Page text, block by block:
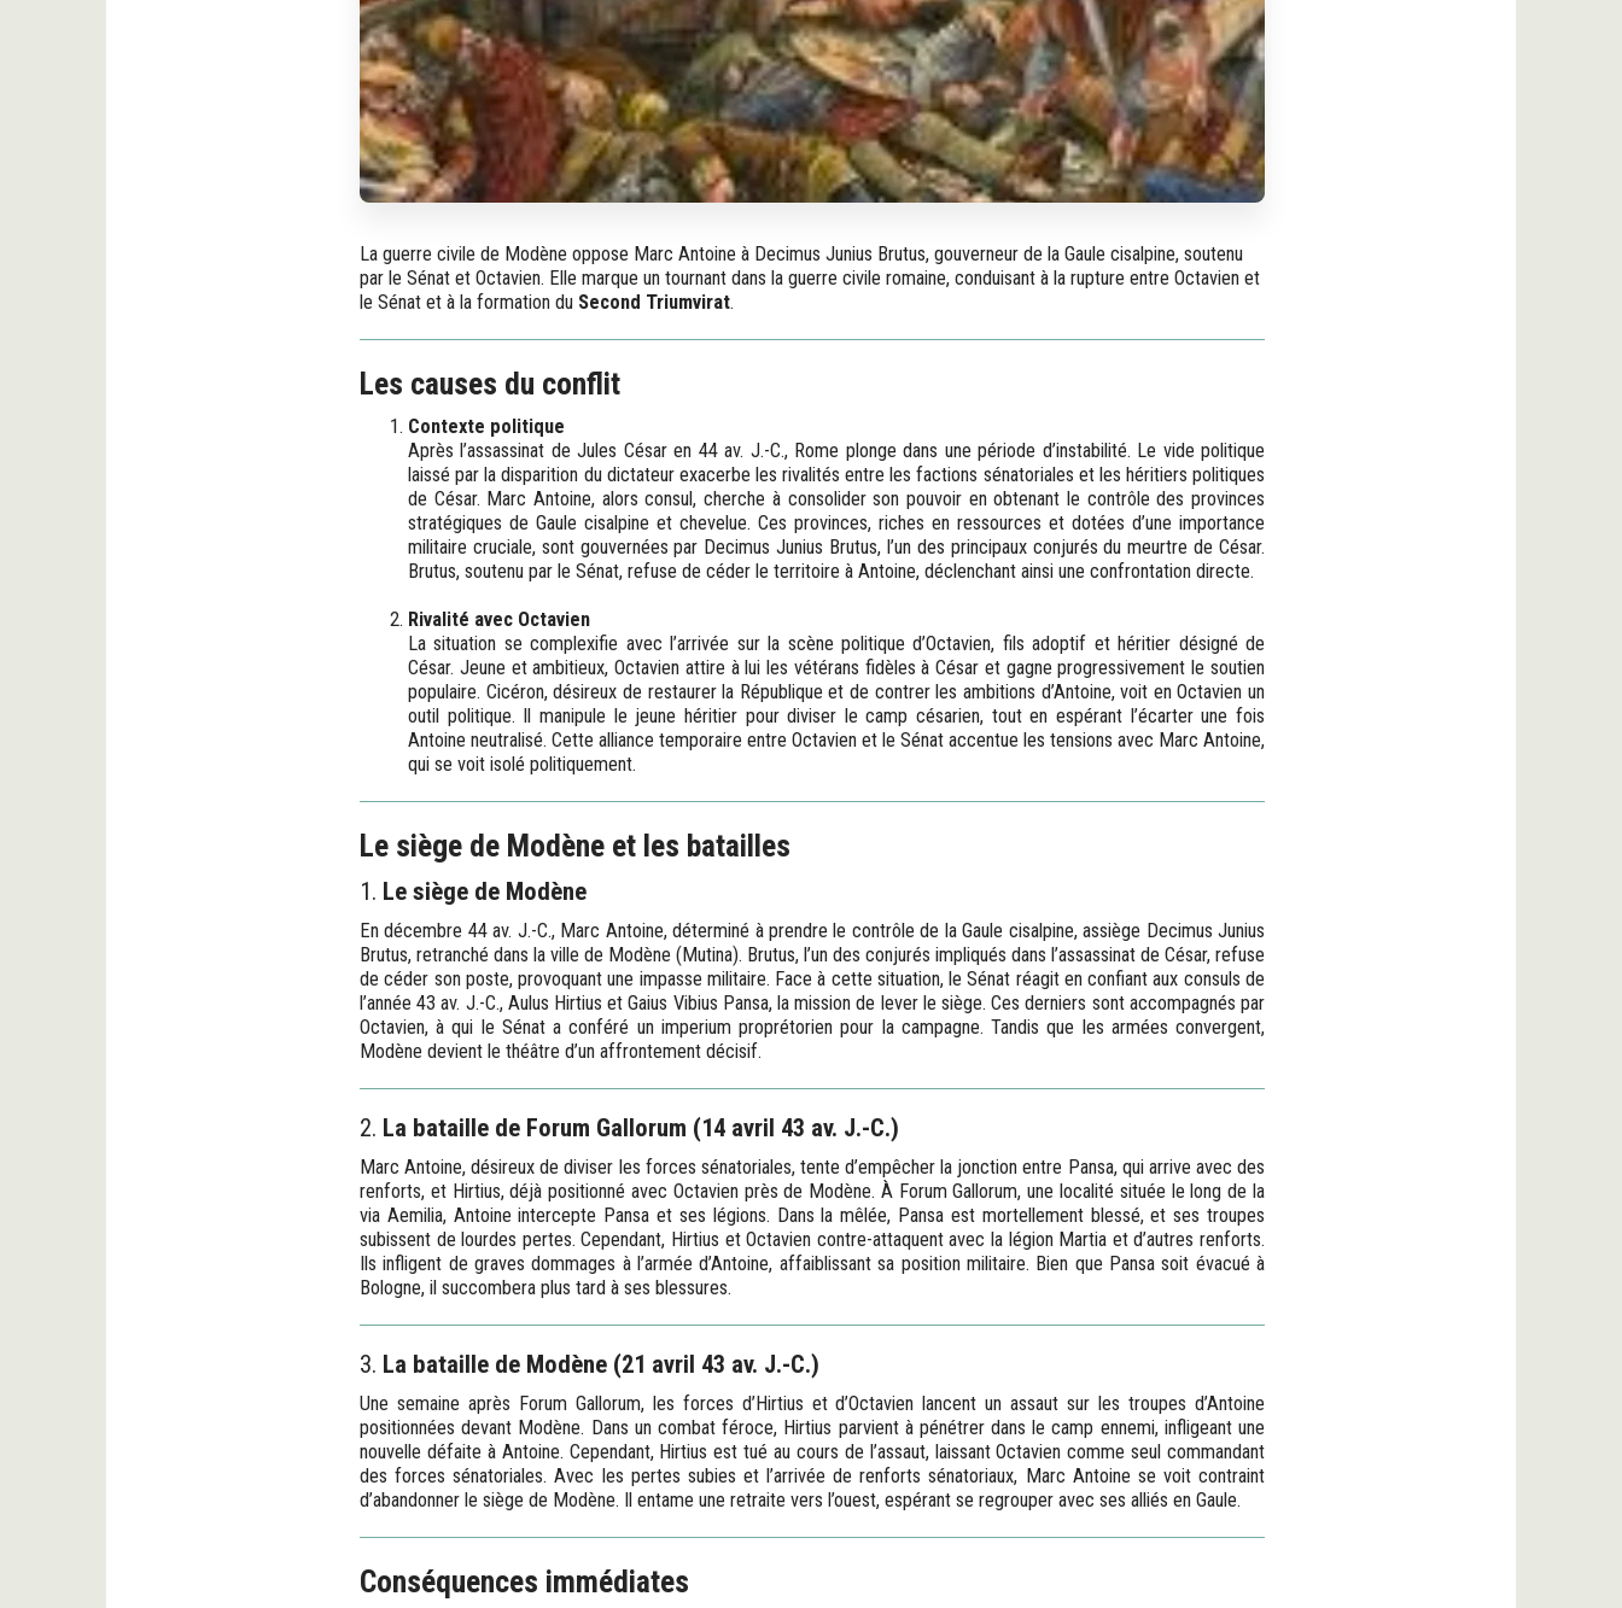
La guerre civile de Modène oppose Marc Antoine à Decimus Junius Brutus, gouverneur de la Gaule cisalpine, soutenu
par le Sénat et Octavien. Elle marque un tournant dans la guerre civile romaine, conduisant à la rupture entre Octavien et
le Sénat et à la formation du Second Triumvirat.
Les causes du conflit
Contexte politique
Après l’assassinat de Jules César en 44 av. J.-C., Rome plonge dans une période d’instabilité. Le vide politique
laissé par la disparition du dictateur exacerbe les rivalités entre les factions sénatoriales et les héritiers politiques
de César. Marc Antoine, alors consul, cherche à consolider son pouvoir en obtenant le contrôle des provinces
stratégiques de Gaule cisalpine et chevelue. Ces provinces, riches en ressources et dotées d’une importance
militaire cruciale, sont gouvernées par Decimus Junius Brutus, l’un des principaux conjurés du meurtre de César.
Brutus, soutenu par le Sénat, refuse de céder le territoire à Antoine, déclenchant ainsi une confrontation directe.
Rivalité avec Octavien
La situation se complexifie avec l’arrivée sur la scène politique d’Octavien, fils adoptif et héritier désigné de
César. Jeune et ambitieux, Octavien attire à lui les vétérans fidèles à César et gagne progressivement le soutien
populaire. Cicéron, désireux de restaurer la République et de contrer les ambitions d’Antoine, voit en Octavien un
outil politique. Il manipule le jeune héritier pour diviser le camp césarien, tout en espérant l’écarter une fois
Antoine neutralisé. Cette alliance temporaire entre Octavien et le Sénat accentue les tensions avec Marc Antoine,
qui se voit isolé politiquement.
Le siège de Modène et les batailles
1. Le siège de Modène
En décembre 44 av. J.-C., Marc Antoine, déterminé à prendre le contrôle de la Gaule cisalpine, assiège Decimus Junius
Brutus, retranché dans la ville de Modène (Mutina). Brutus, l’un des conjurés impliqués dans l’assassinat de César, refuse
de céder son poste, provoquant une impasse militaire. Face à cette situation, le Sénat réagit en confiant aux consuls de
l’année 43 av. J.-C., Aulus Hirtius et Gaius Vibius Pansa, la mission de lever le siège. Ces derniers sont accompagnés par
Octavien, à qui le Sénat a conféré un imperium proprétorien pour la campagne. Tandis que les armées convergent,
Modène devient le théâtre d’un affrontement décisif.
2. La bataille de Forum Gallorum (14 avril 43 av. J.-C.)
Marc Antoine, désireux de diviser les forces sénatoriales, tente d’empêcher la jonction entre Pansa, qui arrive avec des
renforts, et Hirtius, déjà positionné avec Octavien près de Modène. À Forum Gallorum, une localité située le long de la
via Aemilia, Antoine intercepte Pansa et ses légions. Dans la mêlée, Pansa est mortellement blessé, et ses troupes
subissent de lourdes pertes. Cependant, Hirtius et Octavien contre-attaquent avec la légion Martia et d’autres renforts.
Ils infligent de graves dommages à l’armée d’Antoine, affaiblissant sa position militaire. Bien que Pansa soit évacué à
Bologne, il succombera plus tard à ses blessures.
3. La bataille de Modène (21 avril 43 av. J.-C.)
Une semaine après Forum Gallorum, les forces d’Hirtius et d’Octavien lancent un assaut sur les troupes d’Antoine
positionnées devant Modène. Dans un combat féroce, Hirtius parvient à pénétrer dans le camp ennemi, infligeant une
nouvelle défaite à Antoine. Cependant, Hirtius est tué au cours de l’assaut, laissant Octavien comme seul commandant
des forces sénatoriales. Avec les pertes subies et l’arrivée de renforts sénatoriaux, Marc Antoine se voit contraint
d’abandonner le siège de Modène. Il entame une retraite vers l’ouest, espérant se regrouper avec ses alliés en Gaule.
Conséquences immédiates